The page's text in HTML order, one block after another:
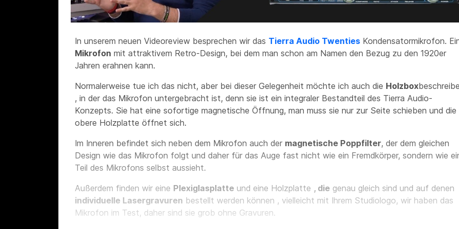
In unserem neuen Videoreview besprechen wir das Tierra Audio Twenties Kondensatormikrofon.
Mikrofon mit attraktivem Retro-Design, bei dem man schon am Namen den Bezug zu den 1920er
Jahren erahnen kann.
Normalerweise tue ich das nicht, aber bei dieser Gelegenheit möchte ich auch die Holzbox
, in der das Mikrofon untergebracht ist, denn sie ist ein integraler Bestandteil des Tierra Audio-
Konzepts. Sie hat eine sofortige magnetische Öffnung, man muss sie nur zur Seite schieben und die
obere Holzplatte öffnet sich.
Im Inneren befindet sich neben dem Mikrofon auch der magnetische Poppfilter, der dem gleichen
Design wie das Mikrofon folgt und daher für das Auge fast nicht wie ein Fremdkörper, sondern wie
Teil des Mikrofons selbst aussieht.
Außerdem finden wir eine Plexiglasplatte und eine Holzplatte , die genau gleich sind und auf denen
individuelle Lasergravuren bestellt werden können , vielleicht mit Ihrem Studiologo, wir haben das
Mikrofon im Test, daher sind sie grob ohne Gravuren.